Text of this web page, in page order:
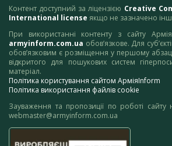
Контент доступний за ліцензією Creative
International license якщо не зазначено
При використанні контенту з сайту
armyinform.com.ua обов’язкове. Для
обов’язковим є розміщення у першому
відкритого для пошукових систем
матеріал.
Політика користування сайтом АрміяInform
Політика використання файлів cookie
Зауваження та пропозиції по роботі сайту
webmaster@armyinform.com.ua